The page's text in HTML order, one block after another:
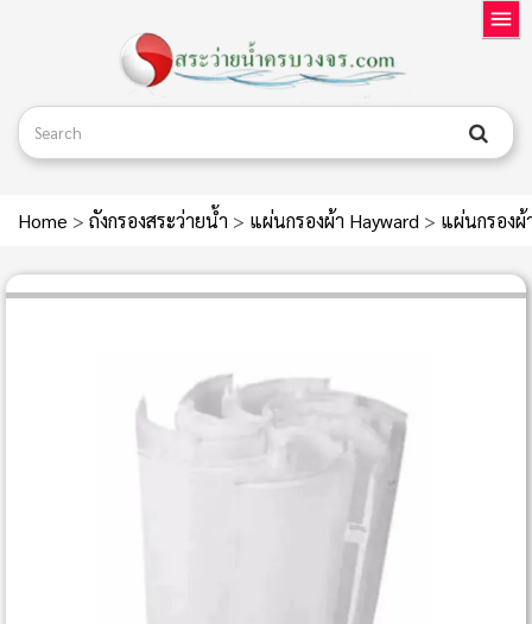
Home > ถังกรองสระว่ายน้ำ > แผ่นกรองผ้า Hayward > แผ่นกรองผ้